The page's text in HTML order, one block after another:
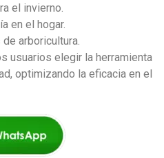
el invierno.
en el hogar.
arboricultura.
usuarios elegir la herramienta
optimizando la eficacia en el